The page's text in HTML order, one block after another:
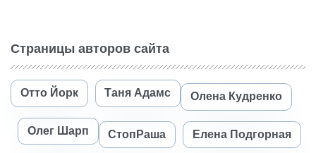
Страницы авторов сайта
Отто Йорк Таня Адамс Олена Кудренко
Олег Шарп СтопРаша Елена Подгорная